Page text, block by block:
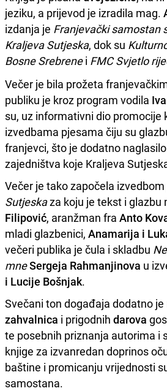
jeziku, a prijevod je izradila mag.
izdanja je Franjevački samostan
Kraljeva Sutjeska, dok su
Bosne Srebrenei FMC Svjetlo
Večer je bila prožeta
publiku je kroz program vodila
su, uz informativni dio promocije
izvedbama pjesama čiju su
franjevci, što je dodatno
zajedništva koje Kraljeva
Večer je tako započela
Sutjeskaza koju je tekst i glazbu
Filipović, aranžman fra Anto
mladi glazbenici, Anamarija i
večeri publika je čula i skladbu
mneSergeja Rahmanjinova u
i Lucije Bošnjak.
Svečani ton događaja dodatno
zahvalnica i prigodnih darova
te posebnih priznanja autorima i
knjige za izvanredan doprinos
baštine i promicanju vrijednosti
samostana.